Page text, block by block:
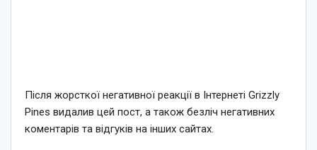
Після жорсткої негативної реакції в Інтернеті Grizzly
Pines видалив цей пост, а також безліч негативних
коментарів та відгуків на інших сайтах.